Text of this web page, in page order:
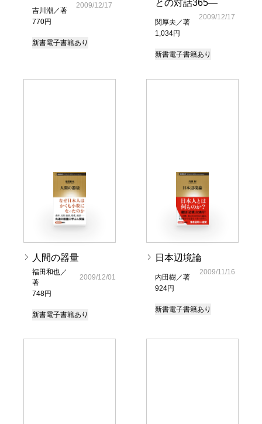
吉川潮／著
770円
2009/12/17
新書電子書籍あり
との対話365―
関厚夫／著
1,034円
2009/12/17
新書電子書籍あり
人間の器量
福田和也／
著
748円
2009/12/01
新書電子書籍あり
日本辺境論
内田樹／著
924円
2009/11/16
新書電子書籍あり